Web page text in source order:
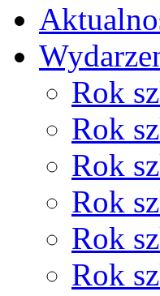
Rok
Rok
Rok
Rok
Rok
Rok